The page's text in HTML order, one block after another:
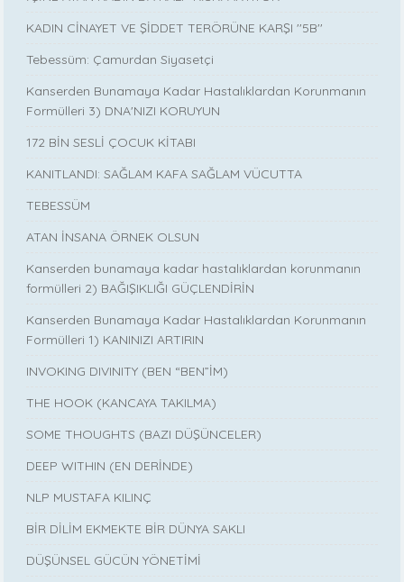
KADIN CİNAYET VE ŞİDDET TERÖRÜNE KARŞI ''5B''
Tebessüm: Çamurdan Siyasetçi
Kanserden Bunamaya Kadar Hastalıklardan Korunmanın
Formülleri 3) DNA'NIZI KORUYUN
172 BİN SESLİ ÇOCUK KİTABI
KANITLANDI: SAĞLAM KAFA SAĞLAM VÜCUTTA
TEBESSÜM
ATAN İNSANA ÖRNEK OLSUN
Kanserden bunamaya kadar hastalıklardan korunmanın
formülleri 2) BAĞIŞIKLIĞI GÜÇLENDİRİN
Kanserden Bunamaya Kadar Hastalıklardan Korunmanın
Formülleri 1) KANINIZI ARTIRIN
INVOKING DIVINITY (BEN “BEN”İM)
THE HOOK (KANCAYA TAKILMA)
SOME THOUGHTS (BAZI DÜŞÜNCELER)
DEEP WITHIN (EN DERİNDE)
NLP MUSTAFA KILINÇ
BİR DİLİM EKMEKTE BİR DÜNYA SAKLI
DÜŞÜNSEL GÜCÜN YÖNETİMİ